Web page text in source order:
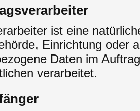
ist eine
Einrichtung oder
Daten im
verarbeitet.